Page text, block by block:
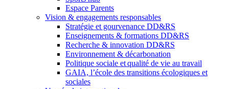
Espace Parents
Vision & engagements responsables
Stratégie et gourvenance DD&RS
Enseignements & formations DD&RS
Recherche & innovation DD&RS
Environnement & décarbonation
Politique sociale et qualité de vie au travail
GAIA, l’école des transitions écologiques et
sociales